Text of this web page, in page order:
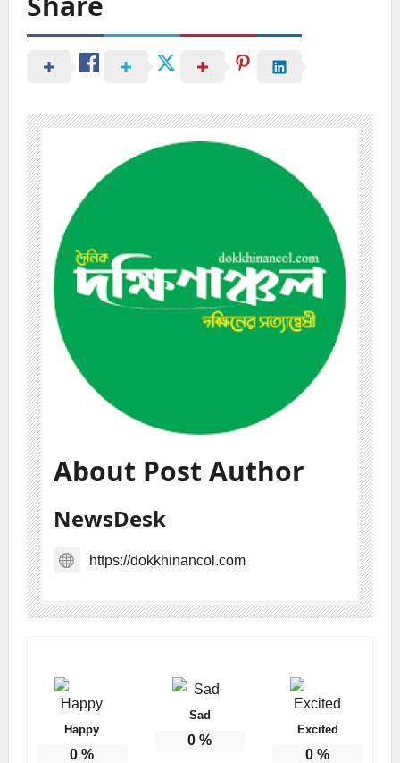
About Post Author
NewsDesk
https://dokkhinancol.com
Happy
0 %
Sad
0 %
Excited
0 %